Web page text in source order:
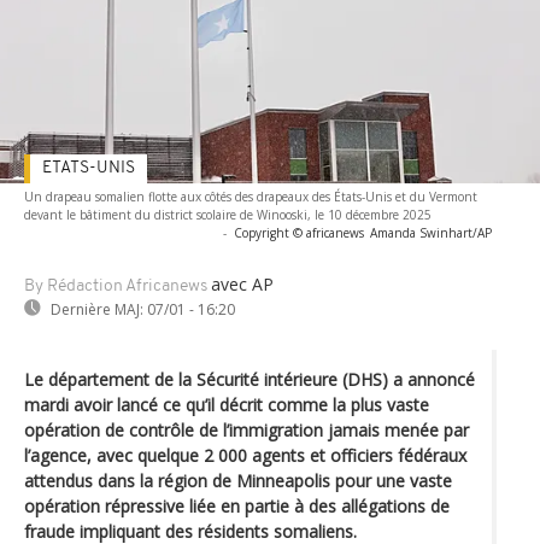
Un drapeau somalien flotte aux côtés des drapeaux des États-Unis et du Vermont
devant le bâtiment du district scolaire de Winooski, le 10 décembre 2025
- Copyright © africanews Amanda Swinhart/AP
By Rédaction Africanews avec AP
Dernière MAJ: 07/01 - 16:20
ETATS-UNIS
Le département de la Sécurité intérieure (DHS) a annoncé
mardi avoir lancé ce qu’il décrit comme la plus vaste
opération de contrôle de l’immigration jamais menée par
l’agence, avec quelque 2 000 agents et officiers fédéraux
attendus dans la région de Minneapolis pour une vaste
opération répressive liée en partie à des allégations de
fraude impliquant des résidents somaliens.